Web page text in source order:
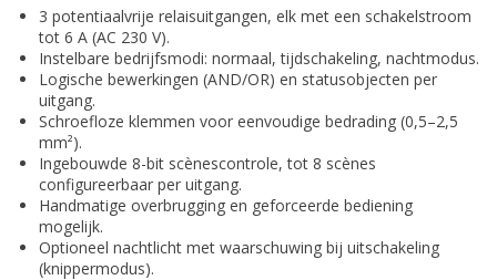
3 potentiaalvrije relaisuitgangen, elk met een schakelstroom
tot 6 A (AC 230 V).
Instelbare bedrijfsmodi: normaal, tijdschakeling, nachtmodus.
Logische bewerkingen (AND/OR) en statusobjecten per
uitgang.
Schroefloze klemmen voor eenvoudige bedrading (0,5–2,5
mm²).
Ingebouwde 8-bit scènescontrole, tot 8 scènes
configureerbaar per uitgang.
Handmatige overbrugging en geforceerde bediening
mogelijk.
Optioneel nachtlicht met waarschuwing bij uitschakeling
(knippermodus).